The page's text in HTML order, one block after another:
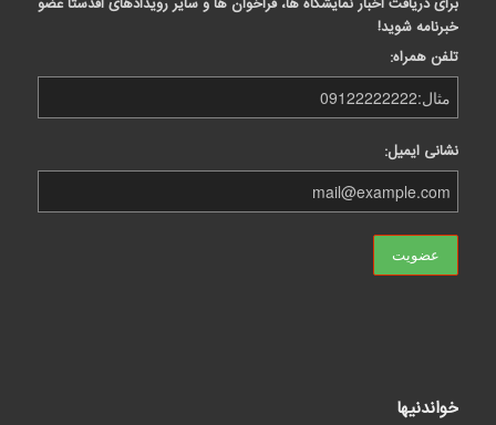
برای دریافت اخبار نمایشگاه ها، فراخوان ها و سایر رویدادهای اَفدستا عضو
خبرنامه شوید!
تلفن همراه:
نشانی ایمیل:
خواندنیها